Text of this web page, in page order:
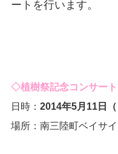
ートを行います。
◇植樹祭記念コンサー
日時： 2014年5月11日
場所：南三陸町ベイサ